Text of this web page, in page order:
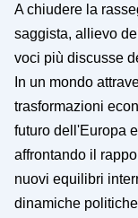
A chiudere la
saggista, allievo
voci più discusse
In un mondo
trasformazioni
futuro dell'Europa
affrontando il
nuovi equilibri
dinamiche